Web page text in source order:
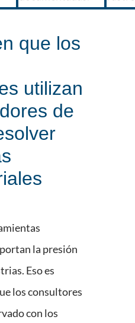
que los
utilizan
de
la presión
Eso es
los consultores
con los